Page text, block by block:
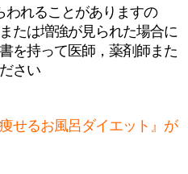
われることがありますの
たは増強が見られた場合に
を持って医師，薬剤師また
さい
せるお風呂ダイエット』が